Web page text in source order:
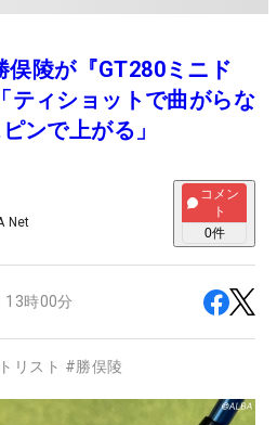
俣陵が『GT280ミニド
ィショットで曲がらな
ンで上がる」
Net
コメン
ト
0件
13時00分
リスト #勝俣陵